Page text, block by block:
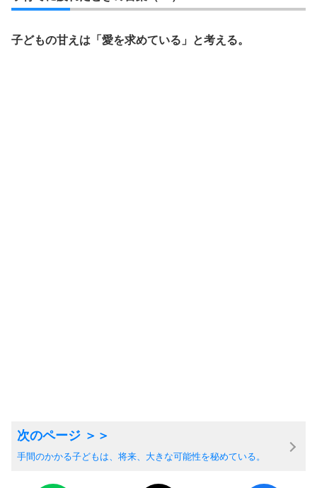
子どもの甘えは「愛を求めている」と考える。
手間のかかる子どもは、将来、大きな可能性を秘めている。